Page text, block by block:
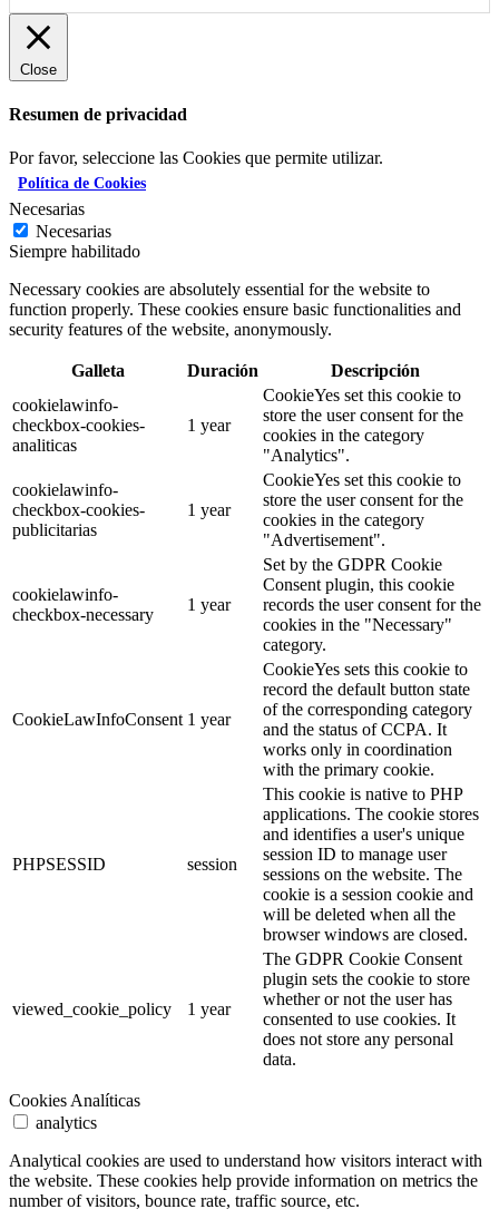
Close
Resumen de privacidad
Por favor, seleccione las Cookies que permite utilizar.
Política de Cookies
Necesarias
Necesarias
Siempre habilitado
Necessary cookies are absolutely essential for the website to
function properly. These cookies ensure basic functionalities and
security features of the website, anonymously.
Galleta Duración
Descripción
cookielawinfo-
checkbox-cookies-
analiticas
1 year
CookieYes set this cookie to
store the user consent for the
cookies in the category
"Analytics".
cookielawinfo-
checkbox-cookies-
publicitarias
1 year
CookieYes set this cookie to
store the user consent for the
cookies in the category
"Advertisement".
cookielawinfo-
checkbox-necessary
1 year
Set by the GDPR Cookie
Consent plugin, this cookie
records the user consent for the
cookies in the "Necessary"
category.
CookieLawInfoConsent 1 year
CookieYes sets this cookie to
record the default button state
of the corresponding category
and the status of CCPA. It
works only in coordination
with the primary cookie.
PHPSESSID session
This cookie is native to PHP
applications. The cookie stores
and identifies a user's unique
session ID to manage user
sessions on the website. The
cookie is a session cookie and
will be deleted when all the
browser windows are closed.
viewed_cookie_policy 1 year
The GDPR Cookie Consent
plugin sets the cookie to store
whether or not the user has
consented to use cookies. It
does not store any personal
data.
Cookies Analíticas
analytics
Analytical cookies are used to understand how visitors interact with
the website. These cookies help provide information on metrics the
number of visitors, bounce rate, traffic source, etc.